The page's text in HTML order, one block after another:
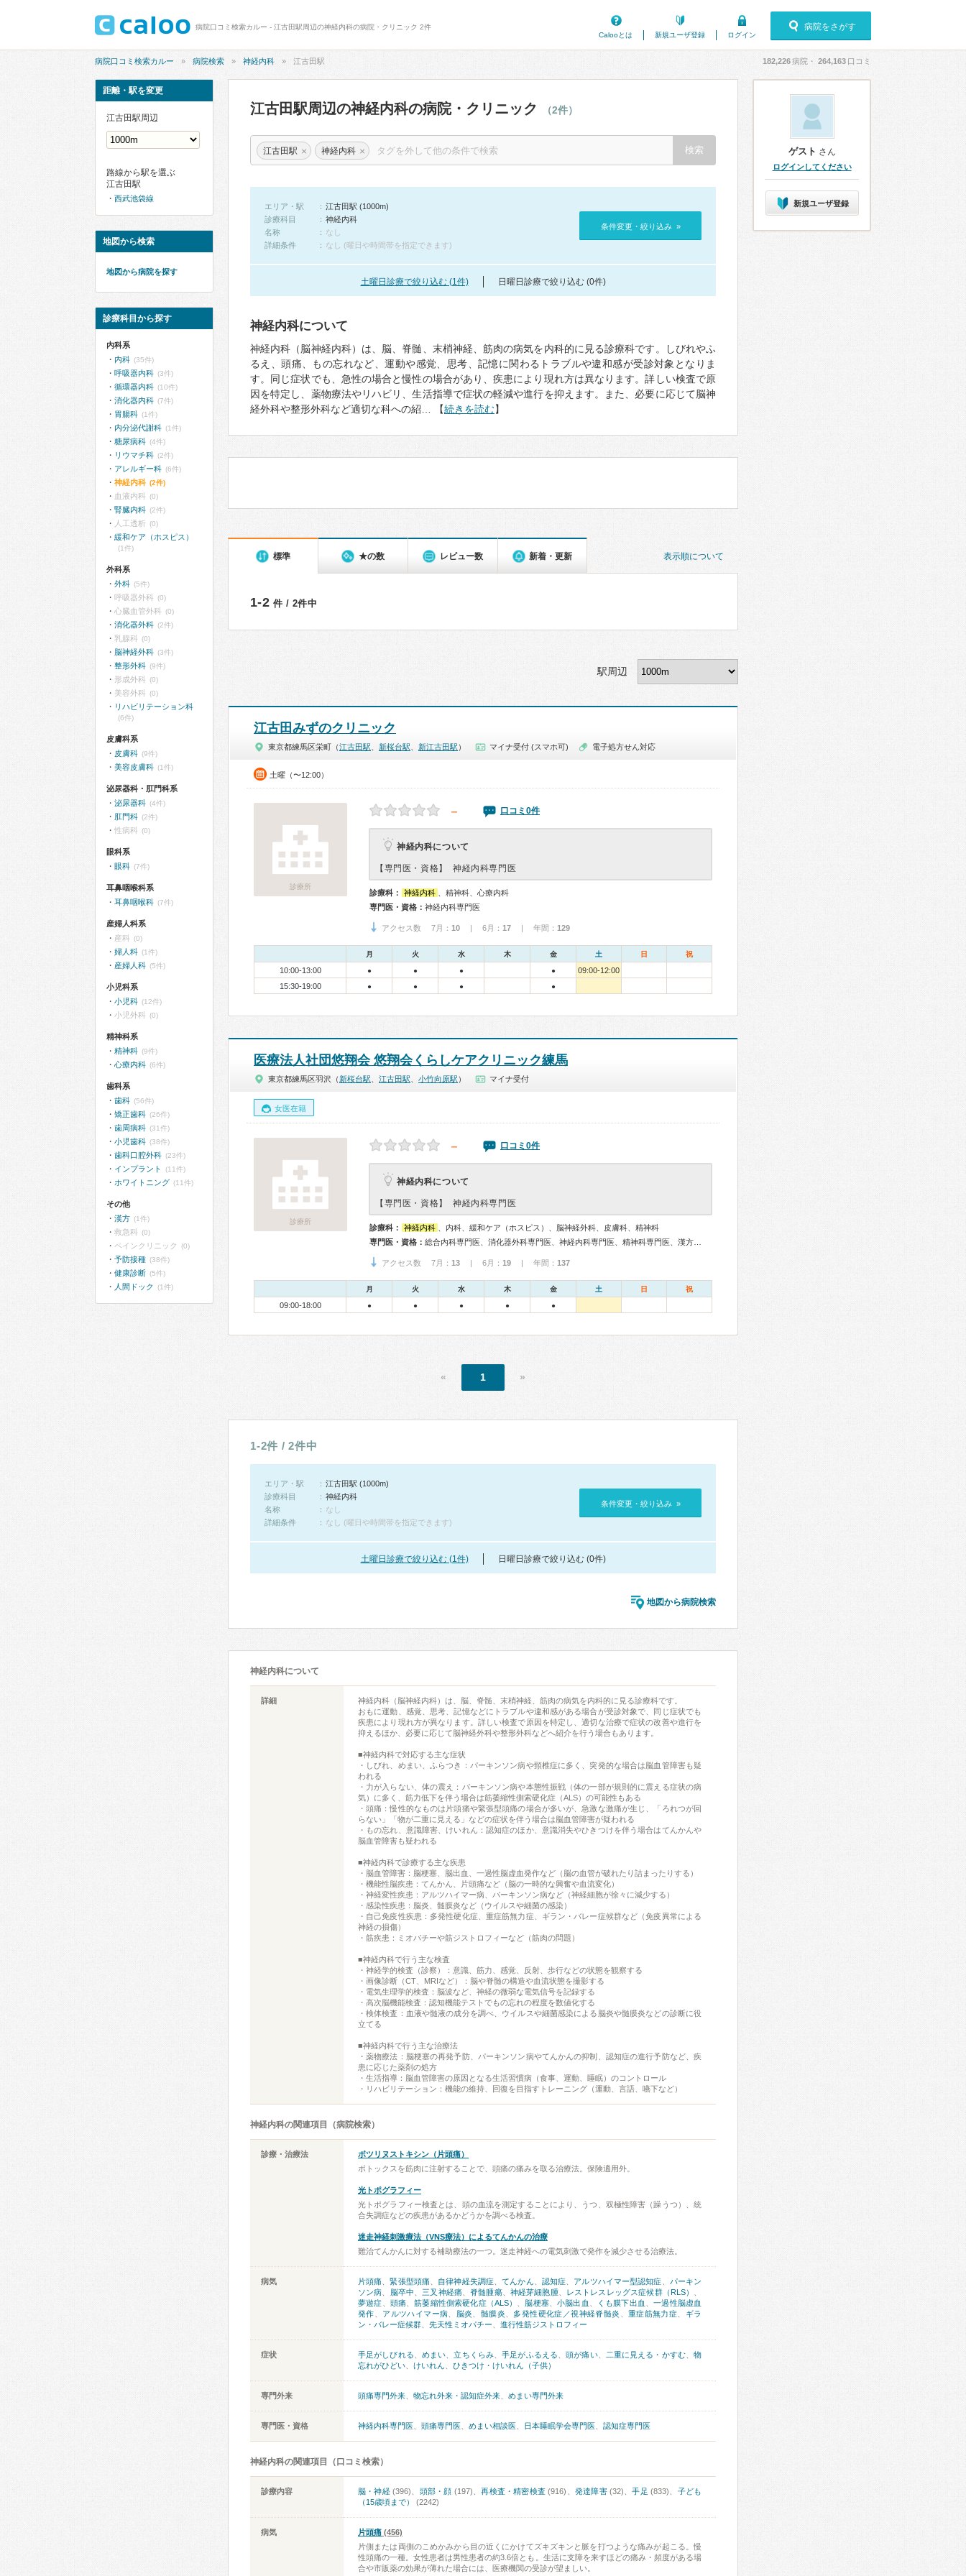
病院口コミ検索カルー - 江古田駅周辺の神経内科の病院・クリニック 2件
Calooとは
新規ユーザ登録 ログイン
病院をさがす
病院口コミ検索カルー 病院検索 神経内科 江古田駅 182,226病院・ 264,163 口コミ
江古田駅周辺の神経内科の病院・クリニック （2件）
江古田駅 × 神経内科 ×
エリア・駅
江古田駅 (1000m)
診療科目
神経内科
名称
なし
詳細条件
なし (曜日や時間帯を指定できます)
条件変更・絞り込み »
土曜日診療で絞り込む (1件) 日曜日診療で絞り込む (0件)
神経内科について
神経内科（脳神経内科）は、脳、脊髄、末梢神経、筋肉の病気を内科的に見る診療科です。しびれやふ
るえ、頭痛、もの忘れなど、運動や感覚、思考、記憶に関わるトラブルや違和感が受診対象となりま
す。同じ症状でも、急性の場合と慢性の場合があり、疾患により現れ方は異なります。詳しい検査で原
因を特定し、薬物療法やリハビリ、生活指導で症状の軽減や進行を抑えます。また、必要に応じて脳神
経外科や整形外科など適切な科への紹… 【続きを読む】
表示順について
標準 ★の数 レビュー数 新着・更新
1-2 件 / 2件中
駅周辺
江古田みずのクリニック
東京都練馬区栄町（江古田駅 新桜台駅 新江古田駅 ） マイナ受付 (スマホ可) 電子処方せん対応
土曜（〜12:00）
診療所
－ 口コミ0件
神経内科について
【専門医・資格】 神経内科専門医
診療科： 神経内科
、精神科、心療内科
専門医・資格： 神経内科専門医
アクセス数 7月： 10 | 6月： 17 | 年間： 129
月 火 水 木 金 土 日 祝
10:00-13:00 ● ● ● ●
09:00-12:00
15:30-19:00
● ● ● ●
医療法人社団悠翔会 悠翔会くらしケアクリニック練馬
東京都練馬区羽沢（ 新桜台駅 江古田駅 小竹向原駅 ） マイナ受付
女医在籍
診療所
－ 口コミ0件
神経内科について
【専門医・資格】 神経内科専門医
診療科： 神経内科
、内科、緩和ケア（ホスピス）、脳神経外科、皮膚科、精神科
専門医・資格：
アクセス数 7月： 13 | 6月： 19 | 年間： 137
月 火 水 木 金 土 日 祝
09:00-18:00 ● ● ● ● ●
« 1 »
1-2件 / 2件中
エリア・駅
江古田駅 (1000m)
診療科目
神経内科
名称
なし
詳細条件
なし (曜日や時間帯を指定できます)
条件変更・絞り込み »
土曜日診療で絞り込む (1件) 日曜日診療で絞り込む (0件)
地図から病院検索
神経内科について
詳細
神経内科（脳神経内科）は、脳、脊髄、末梢神経、筋肉の病気を内科的に見る診療科です。
おもに運動、感覚、思考、記憶などにトラブルや違和感がある場合が受診対象で、同じ症状でも
疾患により現れ方が異なります。詳しい検査で原因を特定し、適切な治療で症状の改善や進行を
抑えるほか、必要に応じて脳神経外科や整形外科などへ紹介を行う場合もあります。
■神経内科で対応する主な症状
・しびれ、めまい、ふらつき：パーキンソン病や頸椎症に多く、突発的な場合は脳血管障害も疑
われる
・力が入らない、体の震え：パーキンソン病や本態性振戦（体の一部が規則的に震える症状の病
気）に多く、筋力低下を伴う場合は筋萎縮性側索硬化症（ALS）の可能性もある
・頭痛：慢性的なものは片頭痛や緊張型頭痛の場合が多いが、急激な激痛が生じ、「ろれつが回
らない」「物が二重に見える」などの症状を伴う場合は脳血管障害が疑われる
・もの忘れ、意識障害、けいれん：認知症のほか、意識消失やひきつけを伴う場合はてんかんや
脳血管障害も疑われる
■神経内科で診療する主な疾患
・脳血管障害：脳梗塞、脳出血、一過性脳虚血発作など（脳の血管が破れたり詰まったりする）
・機能性脳疾患：てんかん、片頭痛など（脳の一時的な興奮や血流変化）
・神経変性疾患：アルツハイマー病、パーキンソン病など（神経細胞が徐々に減少する）
・感染性疾患：脳炎、髄膜炎など（ウイルスや細菌の感染）
・自己免疫性疾患：多発性硬化症、重症筋無力症、ギラン・バレー症候群など（免疫異常による
神経の損傷）
・筋疾患：ミオパチーや筋ジストロフィーなど（筋肉の問題）
■神経内科で行う主な検査
・神経学的検査（診察）：意識、筋力、感覚、反射、歩行などの状態を観察する
・画像診断（CT、MRIなど）：脳や脊髄の構造や血流状態を撮影する
・電気生理学的検査：脳波など、神経の微弱な電気信号を記録する
・高次脳機能検査：認知機能テストでもの忘れの程度を数値化する
・検体検査：血液や髄液の成分を調べ、ウイルスや細菌感染による脳炎や髄膜炎などの診断に役
立てる
■神経内科で行う主な治療法
・薬物療法：脳梗塞の再発予防、パーキンソン病やてんかんの抑制、認知症の進行予防など、疾
患に応じた薬剤の処方
・生活指導：脳血管障害の原因となる生活習慣病（食事、運動、睡眠）のコントロール
・リハビリテーション：機能の維持、回復を目指すトレーニング（運動、言語、嚥下など）
神経内科の関連項目（病院検索）
診療・治療法
ボツリヌストキシン（片頭痛）
ボトックスを筋肉に注射することで、頭痛の痛みを取る治療法。保険適用外。
光トポグラフィー
光トポグラフィー検査とは、頭の血流を測定することにより、うつ、双極性障害（躁うつ）、統
合失調症などの疾患があるかどうかを調べる検査。
迷走神経刺激療法（VNS療法）によるてんかんの治療
難治てんかんに対する補助療法の一つ。迷走神経への電気刺激で発作を減少させる治療法。
病気 片頭痛 、緊張型頭痛 自律神経失調症 、てんかん 認知症 アルツハイマー型認知症
パーキン
ソン病
脳卒中 三叉神経痛、脊髄腫瘍、 神経芽細胞腫、 レストレスレッグス症候群（RLS）
夢遊症
頭痛 、筋萎縮性側索硬化症（ALS） 脳梗塞、小脳出血 くも膜下出血 、一過性脳虚血
発作
アルツハイマー病 脳炎 髄膜炎 多発性硬化症／視神経脊髄炎 重症筋無力症
ギラ
ン・バレー症候群
先天性ミオパチー 進行性筋ジストロフィー
症状 手足がしびれる めまい 、立ちくらみ 、手足がふるえる 、頭が痛い、 二重に見える・かすむ、物
忘れがひどい
けいれん ひきつけ・けいれん（子供）
専門外来 頭痛専門外来 物忘れ外来・認知症外来 めまい専門外来
専門医・資格 神経内科専門医 頭痛専門医 めまい相談医 日本睡眠学会専門医 認知症専門医
神経内科の関連項目（口コミ検索）
診療内容 脳・神経(396)、 頭部・顔 (197)、再検査・精密検査 (916)、 発達障害(32)、手足 (833)、 子ども
（15歳頃まで）
(2242)
病気 片頭痛 (456)
片側または両側のこめかみから目の近くにかけてズキズキンと脈を打つような痛みが起こる。慢
性頭痛の一種。女性患者は男性患者の約3.6倍とも。生活に支障を来すほどの痛み・頻度がある場
合や市販薬の効果が薄れた場合には、医療機関の受診が望ましい。
距離・駅を変更
江古田駅周辺
路線から駅を選ぶ
江古田駅
西武池袋線
地図から検索
地図から病院を探す
診療科目から探す
内科系
内科 (35件)
呼吸器内科 (3件)
循環器内科 (10件)
消化器内科 (7件)
胃腸科 (1件)
内分泌代謝科 (1件)
糖尿病科 (4件)
リウマチ科 (2件)
アレルギー科 (6件)
神経内科 (2件)
血液内科 (0)
腎臓内科 (2件)
人工透析 (0)
緩和ケア（ホスピス）
(1件)
外科系
外科 (5件)
呼吸器外科 (0)
心臓血管外科 (0)
消化器外科 (2件)
乳腺科 (0)
脳神経外科 (3件)
整形外科 (9件)
形成外科 (0)
美容外科 (0)
リハビリテーション科
(6件)
皮膚科系
皮膚科 (9件)
美容皮膚科 (1件)
泌尿器科・肛門科系
泌尿器科 (4件)
肛門科 (2件)
性病科 (0)
眼科系
眼科 (7件)
耳鼻咽喉科系
耳鼻咽喉科 (7件)
産婦人科系
産科 (0)
婦人科 (1件)
産婦人科 (5件)
小児科系
小児科 (12件)
小児外科 (0)
精神科系
精神科 (9件)
心療内科 (6件)
歯科系
歯科 (56件)
矯正歯科 (26件)
歯周病科 (31件)
小児歯科 (38件)
歯科口腔外科 (23件)
インプラント (11件)
ホワイトニング (11件)
その他
漢方 (1件)
救急科 (0)
ペインクリニック (0)
予防接種 (38件)
健康診断 (5件)
人間ドック (1件)
ゲスト さん
ログインしてください
新規ユーザ登録